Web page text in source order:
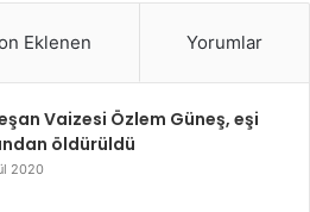
Eklenen Yorumlar
Vaizesi Özlem Güneş, eşi
öldürüldü
2020